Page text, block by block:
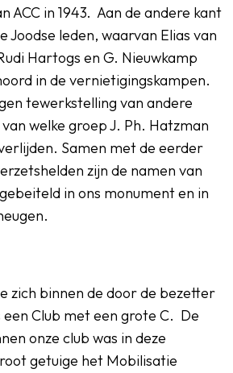
ACC in 1943. Aan de andere kant
Joodse leden, waarvan Elias van
Hartogs en G. Nieuwkamp
in de vernietigingskampen.
tewerkstelling van andere
welke groep J. Ph. Hatzman
Samen met de eerder
zijn de namen van
in ons monument en in
zich binnen de door de bezetter
een Club met een grote C. De
onze club was in deze
getuige het Mobilisatie